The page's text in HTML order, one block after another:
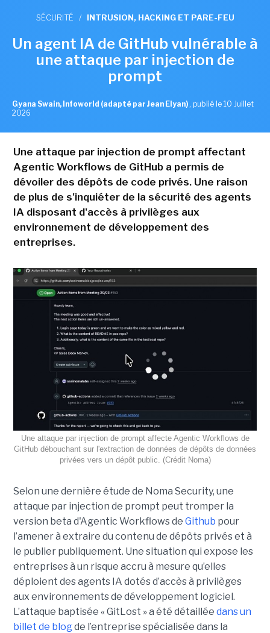
SÉCURITÉ / INTRUSION, HACKING ET PARE-FEU
Un agent IA de GitHub vulnérable à
une attaque par injection de
prompt
Gyana Swain, Infoworld (adapté par Jean Elyan) , publié le 10 Juillet
2026
Une attaque par injection de prompt affectant
Agentic Workflows de GitHub a permis de
dévoiler des dépôts de code privés. Une raison
de plus de s'inquiéter de la sécurité des agents
IA disposant d'accès à privilèges aux
environnement de développement des
entreprises.
Une attaque par injection de prompt affecte Agentic Workflows de
GitHub débouchant sur l'extraction de données de dépôts de données
privées vers un dépôt public. (Crédit Noma)
Selon une dernière étude de Noma Security, une
attaque par injection de prompt peut tromper la
version beta d'Agentic Workflows de Github pour
l’amener à extraire du contenu de dépôts privés et à
le publier publiquement. Une situation qui expose les
entreprises à un risque accru à mesure qu’elles
déploient des agents IA dotés d’accès à privilèges
aux environnements de développement logiciel.
L’attaque baptisée « GitLost » a été détaillée dans un
billet de blogde l’entreprise spécialisée dans la